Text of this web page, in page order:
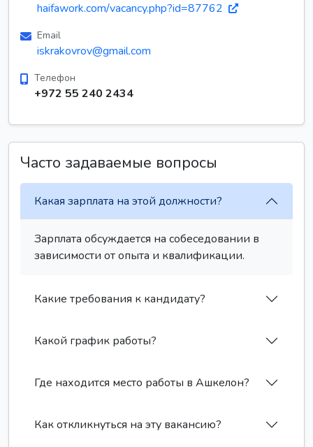
haifawork.com/vacancy.php?id=87762
Email
iskrakovrov@gmail.com
Телефон
+972 55 240 2434
Часто задаваемые вопросы
Какая зарплата на этой должности?
Зарплата обсуждается на собеседовании в
зависимости от опыта и квалификации.
Какие требования к кандидату?
Какой график работы?
Где находится место работы в Ашкелон?
Как откликнуться на эту вакансию?